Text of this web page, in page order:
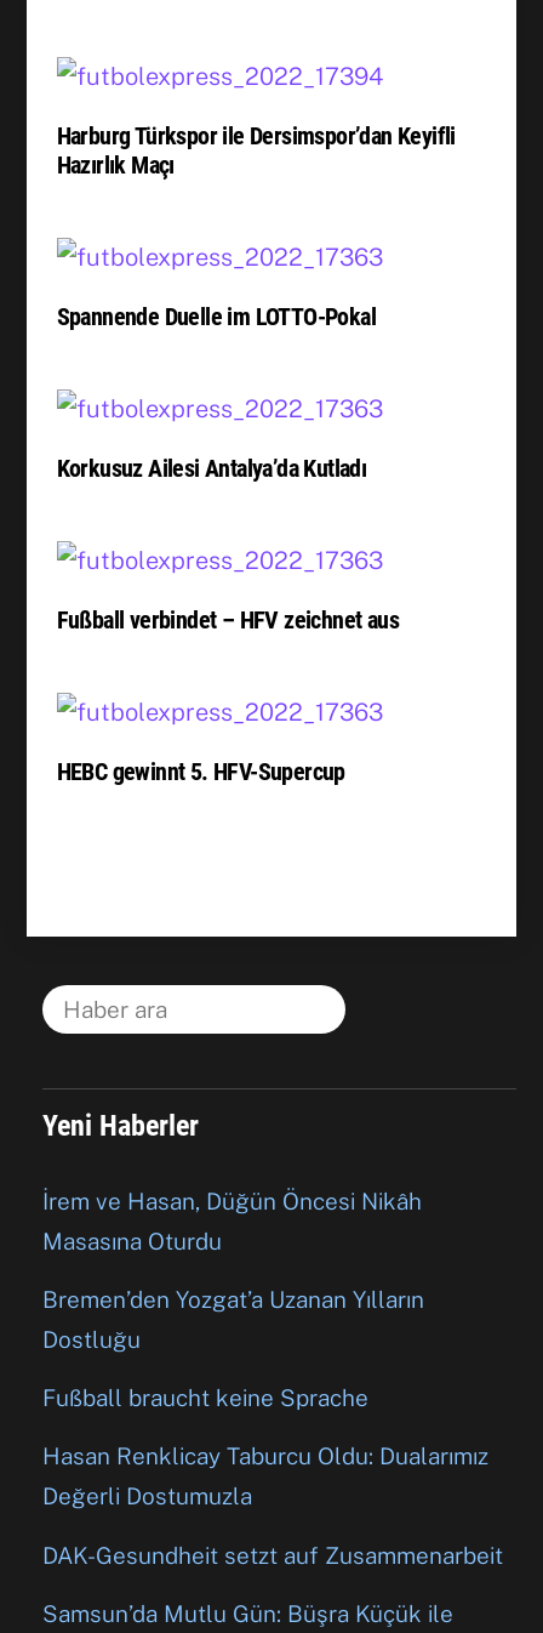
Harburg Türkspor ile Dersimspor’dan Keyifli
Hazırlık Maçı
Spannende Duelle im LOTTO-Pokal
Korkusuz Ailesi Antalya’da Kutladı
Fußball verbindet – HFV zeichnet aus
HEBC gewinnt 5. HFV-Supercup
Yeni Haberler
İrem ve Hasan, Düğün Öncesi Nikâh
Masasına Oturdu
Bremen’den Yozgat’a Uzanan Yılların
Dostluğu
Fußball braucht keine Sprache
Hasan Renklicay Taburcu Oldu: Dualarımız
Değerli Dostumuzla
DAK-Gesundheit setzt auf Zusammenarbeit
Samsun’da Mutlu Gün: Büşra Küçük ile